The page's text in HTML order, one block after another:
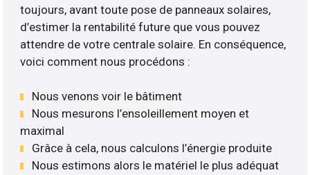
toujours, avant toute pose de panneaux solaires,
d’estimer la rentabilité future que vous pouvez
attendre de votre centrale solaire. En conséquence,
voici comment nous procédons :
Nous venons voir le bâtiment
Nous mesurons l’ensoleillement moyen et
maximal
Grâce à cela, nous calculons l’énergie produite
Nous estimons alors le matériel le plus adéquat